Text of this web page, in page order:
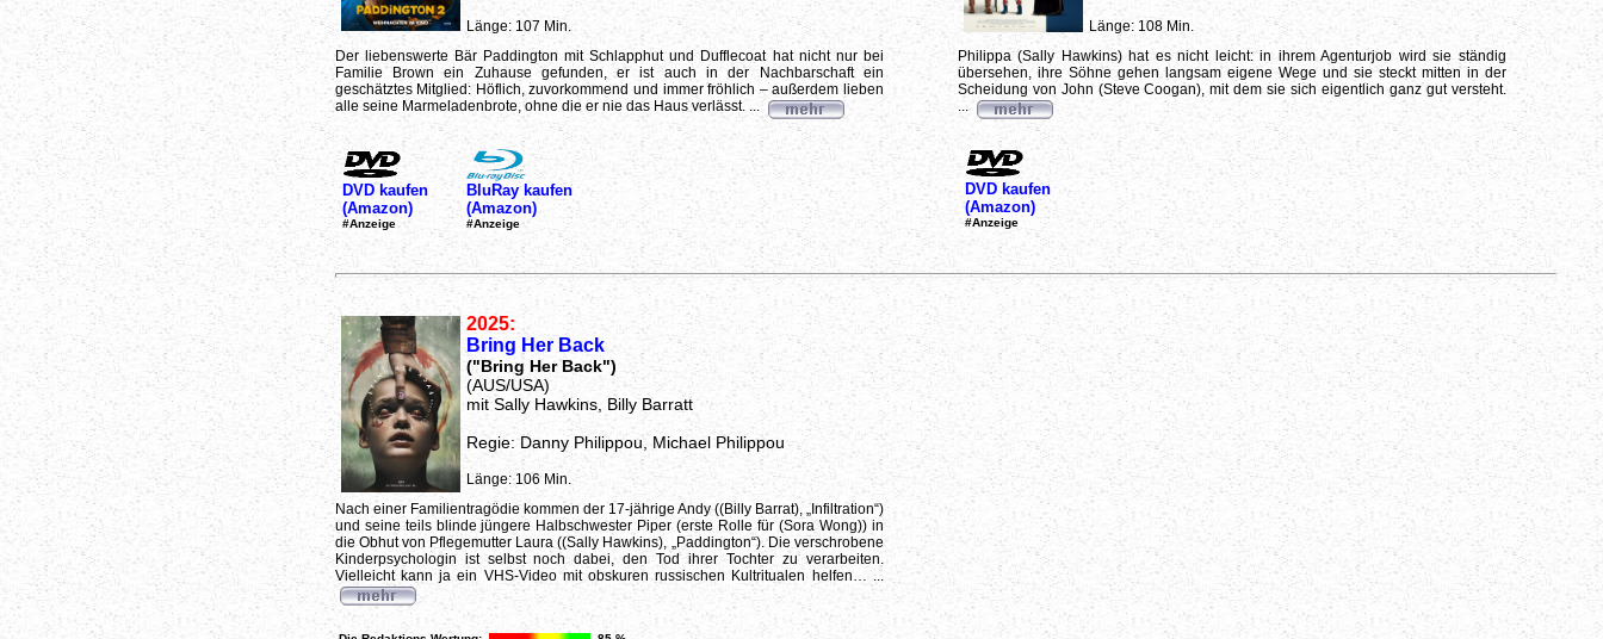
Länge: 107 Min.
Der liebenswerte Bär Paddington mit Schlapphut und Dufflecoat hat nicht nur bei
Familie Brown ein Zuhause gefunden, er ist auch in der Nachbarschaft ein
geschätztes Mitglied: Höflich, zuvorkommend und immer fröhlich – außerdem lieben
alle seine Marmeladenbrote, ohne die er nie das Haus verlässt. ...
DVD kaufen
(Amazon)
#Anzeige
BluRay kaufen
(Amazon)
#Anzeige
Länge: 108 Min.
Philippa (Sally Hawkins) hat es nicht leicht: in ihrem Agenturjob wird sie ständig
übersehen, ihre Söhne gehen langsam eigene Wege und sie steckt mitten in der
Scheidung von John (Steve Coogan), mit dem sie sich eigentlich ganz gut versteht.
...
DVD kaufen
(Amazon)
#Anzeige
2025:
Bring Her Back
("Bring Her Back")
(AUS/USA)
mit Sally Hawkins, Billy Barratt
Regie: Danny Philippou, Michael Philippou
Länge: 106 Min.
Nach einer Familientragödie kommen der 17-jährige Andy ((Billy Barrat), „Infiltration“)
und seine teils blinde jüngere Halbschwester Piper (erste Rolle für (Sora Wong)) in
die Obhut von Pflegemutter Laura ((Sally Hawkins), „Paddington“). Die verschrobene
Kinderpsychologin ist selbst noch dabei, den Tod ihrer Tochter zu verarbeiten.
Vielleicht kann ja ein VHS-Video mit obskuren russischen Kultritualen helfen… ...